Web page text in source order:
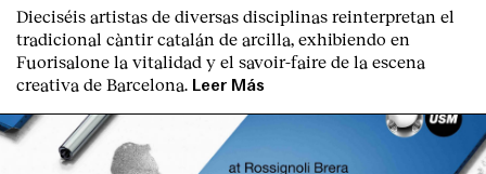
Dieciséis artistas de diversas disciplinas reinterpretan el
tradicional càntir catalán de arcilla, exhibiendo en
Fuorisalone la vitalidad y el savoir-faire de la escena
creativa de Barcelona.
Leer Más